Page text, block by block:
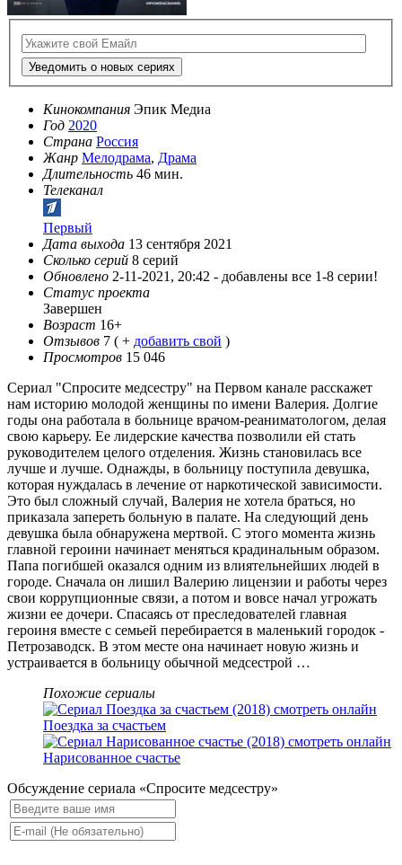
Уведомить о новых сериях
Кинокомпания Эпик Медиа
Год 2020
Страна Россия
Жанр Мелодрама, Драма
Длительность 46 мин.
Телеканал
Первый
Дата выхода 13 сентября 2021
Сколько серий 8 серий
Обновлено 2-11-2021, 20:42 - добавлены все 1-8 серии!
Статус проекта
Завершен
Возраст 16+
Отзывов 7 ( + добавить свой )
Просмотров 15 046
Сериал "Спросите медсестру" на Первом канале расскажет
нам историю молодой женщины по имени Валерия. Долгие
годы она работала в больнице врачом-реаниматологом, делая
свою карьеру. Ее лидерские качества позволили ей стать
руководителем целого отделения. Жизнь становилась все
лучше и лучше. Однажды, в больницу поступила девушка,
которая нуждалась в лечение от наркотической зависимости.
Это был сложный случай, Валерия не хотела браться, но
приказала запереть больную в палате. На следующий день
девушка была обнаружена мертвой. С этого момента жизнь
главной героини начинает меняться крадинальным образом.
Папа погибшей оказался одним из влиятельнейших людей в
городе. Сначала он лишил Валерию лицензии и работы через
свои коррупционные связи, а потом и вовсе начал угрожать
жизни ее дочери. Спасаясь от преследователей главная
героиня вместе с семьей перебирается в маленький городок -
Петрозаводск. В этом месте она начинает новую жизнь и
устраивается в больницу обычной медсестрой …
Похожие сериалы
Поездка за счастьем
Нарисованное счастье
Обсуждение сериала «Спросите медсестру»